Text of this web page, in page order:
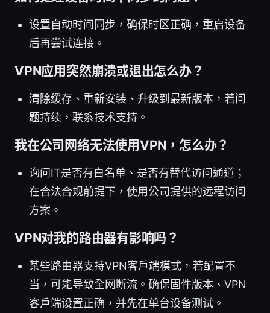
设置自动时间同步，确保时区正确，重启设备
后再尝试连接。
VPN应用突然崩溃或退出怎么办？
清除缓存、重新安装、升级到最新版本，若问
题持续，联系技术支持。
我在公司网络无法使用VPN，怎么办？
询问IT是否有白名单、是否有替代访问通道；
在合法合规前提下，使用公司提供的远程访问
方案。
VPN对我的路由器有影响吗？
某些路由器支持VPN客户端模式，若配置不
当，可能导致全网断流。确保固件版本、VPN
客户端设置正确，并先在单台设备测试。